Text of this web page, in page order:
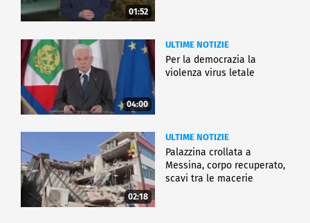
01:52
04:00
ULTIME NOTIZIE
Per la democrazia la
violenza virus letale
02:18
ULTIME NOTIZIE
Palazzina crollata a
Messina, corpo recuperato,
scavi tra le macerie